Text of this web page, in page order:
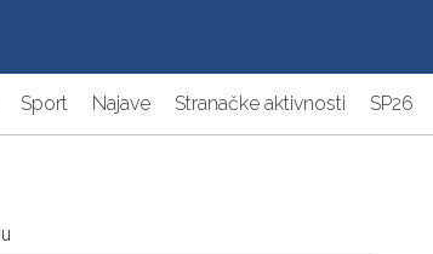
Sport Najave Stranačke aktivnosti SP26